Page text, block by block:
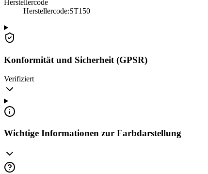
Herstellercode
Herstellercode:ST150
Konformität und Sicherheit (GPSR)
Verifiziert
Wichtige Informationen zur Farbdarstellung